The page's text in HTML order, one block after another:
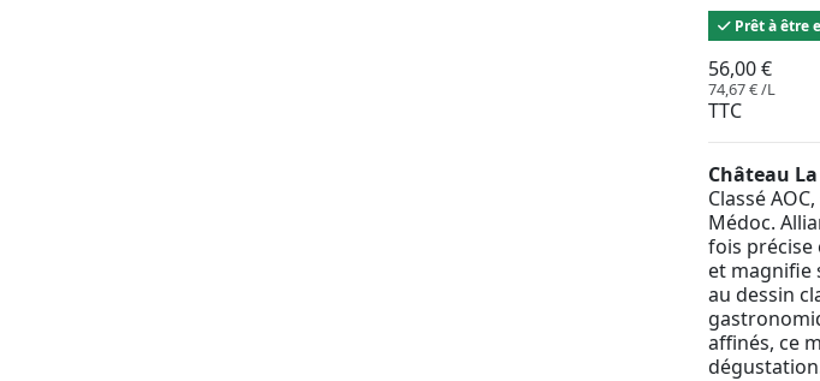
Prêt à être
56,00 €
74,67 € /L
TTC
Château
Classé
Médoc.
fois précise
et magnifie
au dessin
affinés, ce